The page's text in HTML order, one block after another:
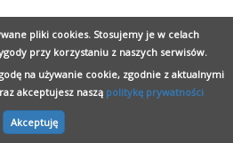
pliki cookies. Stosujemy je w celach
przy korzystaniu z naszych serwisów.
na używanie cookie, zgodnie z aktualnymi
akceptujesz naszą politykę prywatności
Akceptuję